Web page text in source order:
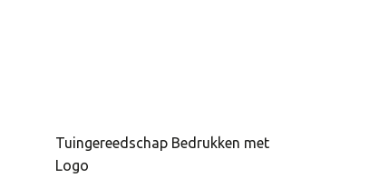
Tuingereedschap Bedrukken met
Logo